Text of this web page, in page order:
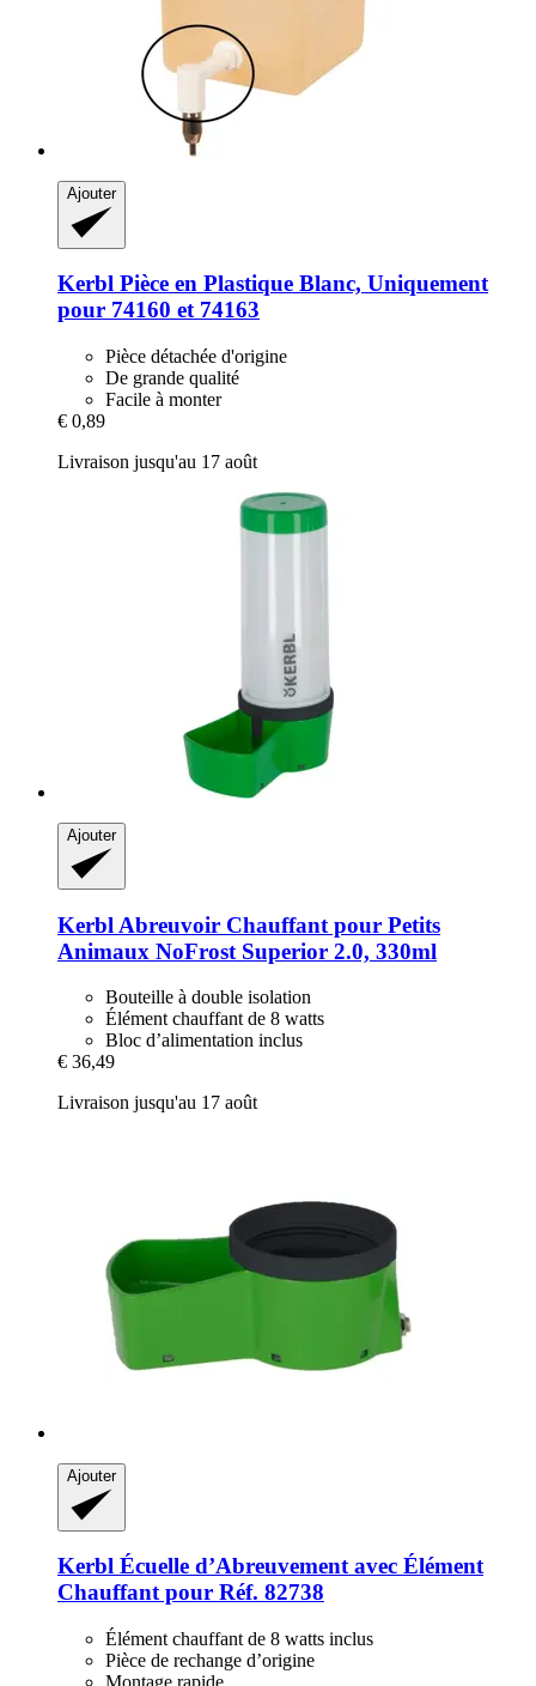
Ajouter
Kerbl Pièce en Plastique Blanc, Uniquement
pour 74160 et 74163
Pièce détachée d'origine
De grande qualité
Facile à monter
€ 0,89
Livraison jusqu'au 17 août
Ajouter
Kerbl Abreuvoir Chauffant pour Petits
Animaux NoFrost Superior 2.0, 330ml
Bouteille à double isolation
Élément chauffant de 8 watts
Bloc d’alimentation inclus
€ 36,49
Livraison jusqu'au 17 août
Ajouter
Kerbl Écuelle d’Abreuvement avec Élément
Chauffant pour Réf. 82738
Élément chauffant de 8 watts inclus
Pièce de rechange d’origine
Montage rapide